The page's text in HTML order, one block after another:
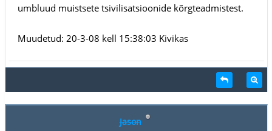
umbluud muistsete tsivilisatsioonide kõrgteadmistest.
Muudetud: 20-3-08 kell 15:38:03 Kivikas
Jason